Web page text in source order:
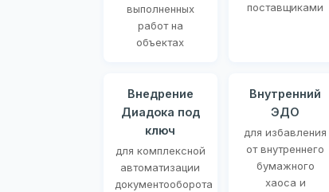
выполненных
работ на
объектах
поставщиками
Внедрение
Диадока под
ключ
для комплексной
автоматизации
документооборота
Внутренний
ЭДО
для избавления
от внутреннего
бумажного
хаоса и